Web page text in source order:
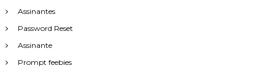
Assinantes
Password Reset
Assinante
Prompt feebies